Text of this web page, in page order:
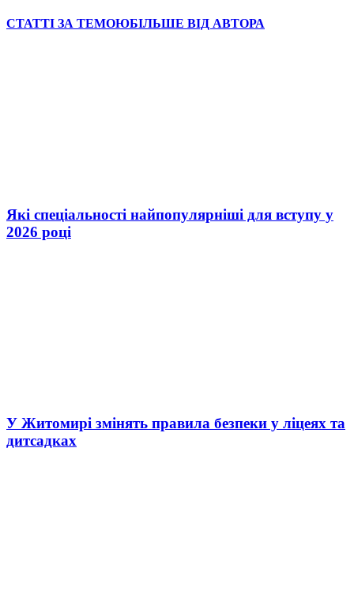
СТАТТІ ЗА ТЕМОЮБІЛЬШЕ ВІД АВТОРА
Які спеціальності найпопулярніші для вступу у
2026 році
У Житомирі змінять правила безпеки у ліцеях та
дитсадках